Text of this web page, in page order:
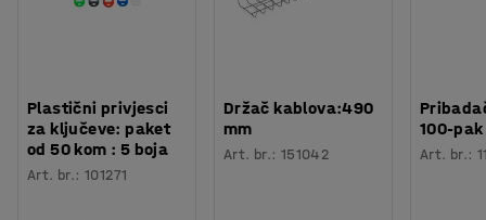
Plastični privjesci
za ključeve: paket
od 50 kom : 5 boja
Art. br.:101271
Držač kablova:490
mm
Art. br.: 151042
100-pak
Art. br.: